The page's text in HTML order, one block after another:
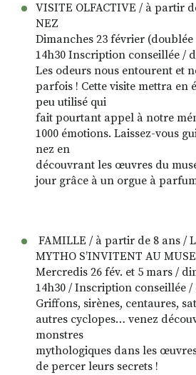
VISITE OLFACTIVE / à partir
NEZ
Dimanches 23 février (doublée
14h30 Inscription conseillée /
Les odeurs nous entourent et
parfois ! Cette visite mettra en
peu utilisé qui
fait pourtant appel à notre
1000 émotions. Laissez-vous
nez en
découvrant les œuvres du
jour grâce à un orgue à
FAMILLE / à partir de 8 ans /
MYTHO S’INVITENT AU
Mercredis 26 fév. et 5 mars /
14h30 / Inscription conseillée /
Griffons, sirènes, centaures,
autres cyclopes… venez
monstres
mythologiques dans les
de percer leurs secrets !